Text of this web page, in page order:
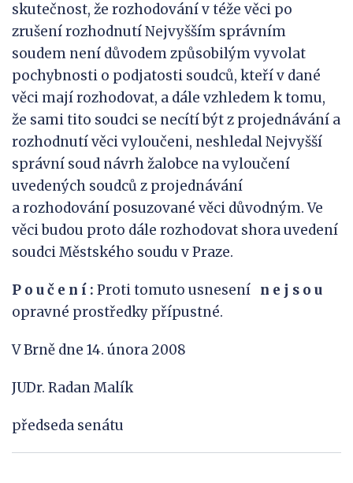
skutečnost, že rozhodování v téže věci po
zrušení rozhodnutí Nejvyšším správním
soudem není důvodem způsobilým vyvolat
pochybnosti o podjatosti soudců, kteří v dané
věci mají rozhodovat, a dále vzhledem k tomu,
že sami tito soudci se necítí být z projednávání a
rozhodnutí věci vyloučeni, neshledal Nejvyšší
správní soud návrh žalobce na vyloučení
uvedených soudců z projednávání
a rozhodování posuzované věci důvodným. Ve
věci budou proto dále rozhodovat shora uvedení
soudci Městského soudu v Praze.
P o u č e n í : Proti tomuto usnesení n e j s o u
opravné prostředky přípustné.
V Brně dne 14. února 2008
JUDr. Radan Malík
předseda senátu